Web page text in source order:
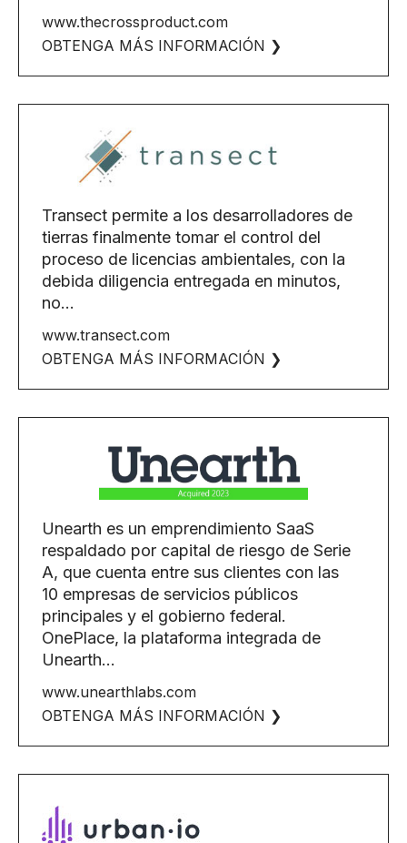
www.thecrossproduct.com
OBTENGA MÁS INFORMACIÓN ❯
Transect permite a los desarrolladores de
tierras finalmente tomar el control del
proceso de licencias ambientales, con la
debida diligencia entregada en minutos,
no…
www.transect.com
OBTENGA MÁS INFORMACIÓN ❯
Unearth es un emprendimiento SaaS
respaldado por capital de riesgo de Serie
A, que cuenta entre sus clientes con las
10 empresas de servicios públicos
principales y el gobierno federal.
OnePlace, la plataforma integrada de
Unearth...
www.unearthlabs.com
OBTENGA MÁS INFORMACIÓN ❯